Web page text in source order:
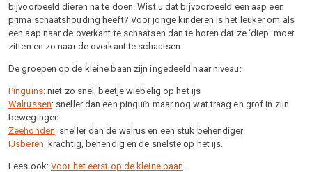
bijvoorbeeld dieren na te doen. Wist u dat bijvoorbeeld een aap een
prima schaatshouding heeft? Voor jonge kinderen is het leuker om als
een aap naar de overkant te schaatsen dan te horen dat ze ‘diep’ moet
zitten en zo naar de overkant te schaatsen.
De groepen op de kleine baan zijn ingedeeld naar niveau:
Pinguins: niet zo snel, beetje wiebelig op het ijs
Walrussen: sneller dan een pinguïn maar nog wat traag en grof in zijn
bewegingen
Zeehonden: sneller dan de walrus en een stuk behendiger.
IJsberen: krachtig, behendig en de snelste op het ijs.
Lees ook: Voor het eerst op de kleine baan